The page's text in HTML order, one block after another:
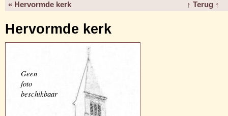
« Hervormde kerk ↑ Terug ↑
Hervormde kerk
Geen
foto
beschikbaar